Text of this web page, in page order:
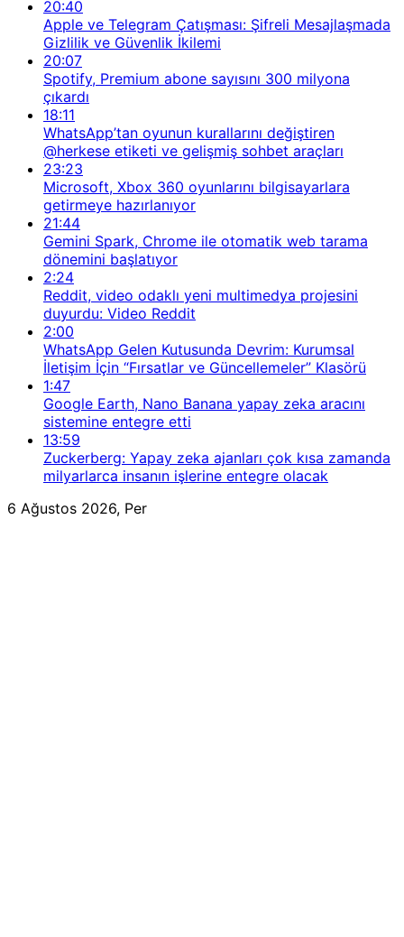
20:40
Apple ve Telegram Çatışması: Şifreli Mesajlaşmada
Gizlilik ve Güvenlik İkilemi
20:07
Spotify, Premium abone sayısını 300 milyona
çıkardı
18:11
WhatsApp’tan oyunun kurallarını değiştiren
@herkese etiketi ve gelişmiş sohbet araçları
23:23
Microsoft, Xbox 360 oyunlarını bilgisayarlara
getirmeye hazırlanıyor
21:44
Gemini Spark, Chrome ile otomatik web tarama
dönemini başlatıyor
2:24
Reddit, video odaklı yeni multimedya projesini
duyurdu: Video Reddit
2:00
WhatsApp Gelen Kutusunda Devrim: Kurumsal
İletişim İçin “Fırsatlar ve Güncellemeler” Klasörü
1:47
Google Earth, Nano Banana yapay zeka aracını
sistemine entegre etti
13:59
Zuckerberg: Yapay zeka ajanları çok kısa zamanda
milyarlarca insanın işlerine entegre olacak
6 Ağustos 2026, Per